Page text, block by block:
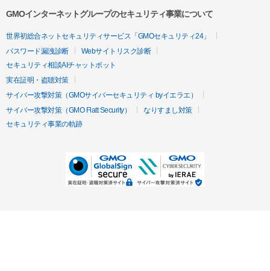
GMOインターネットグループのセキュリティ事業について
世界初総合ネットセキュリティサービス「GMOセキュリティ24」
パスワード漏洩診断
Webサイトリスク診断
セキュリティ相談AIチャットボット
実在証明・盗聴対策
サイバー攻撃対策（GMOサイバーセキュリティ byイエラエ）
サイバー攻撃対策（GMO Flatt Security）
なりすまし対策
セキュリティ事業の軌跡